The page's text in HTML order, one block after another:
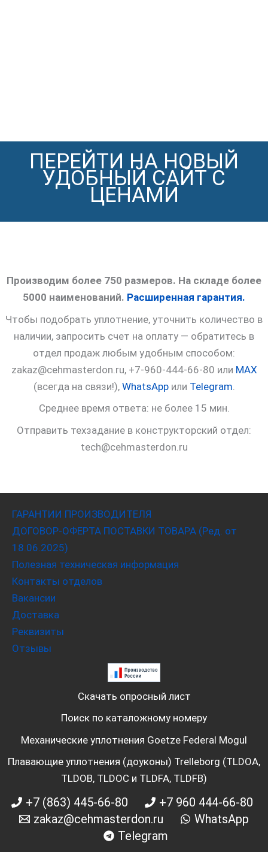
ПЕРЕЙТИ НА НОВЫЙ
УДОБНЫЙ САЙТ С
ЦЕНАМИ
Производим более 750 размеров. На складе более
5000 наименований. Расширенная гарантия.
Чтобы подобрать уплотнение, уточнить количество в
наличии, запросить счет на оплату — обратитесь в
отдел продаж любым удобным способом:
zakaz@cehmasterdon.ru, +7-960-444-66-80 или MAX
(всегда на связи!), WhatsAppили Telegram
Среднее время ответа: не более 15 мин.
Отправить техзадание в конструкторский отдел:
tech@cehmasterdon.ru
ГАРАНТИИ ПРОИЗВОДИТЕЛЯ
ДОГОВОР-ОФЕРТА ПОСТАВКИ ТОВАРА (Ред. от
18.06.2025)
Полезная техническая информация
Контакты отделов
Вакансии
Доставка
Реквизиты
Отзывы
Скачать опросный лист
Поиск по каталожному номеру
Механические уплотнения Goetze Federal Mogul
Плавающие уплотнения (доуконы) Trelleborg (TLDOA,
TLDOB, TLDOC и TLDFA, TLDFB)
+7 (863) 445-66-80
+7 960 444-66-80
zakaz@cehmasterdon.ru
WhatsApp
Telegram